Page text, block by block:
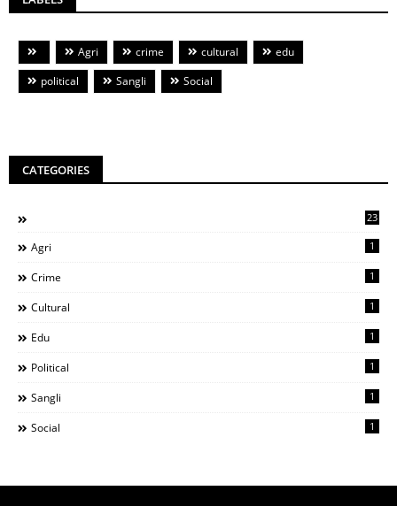
Agri crime cultural
edu
political
Sangli Social
CATEGORIES
23
Agri 1
Crime 1
Cultural 1
Edu 1
Political 1
Sangli 1
Social 1